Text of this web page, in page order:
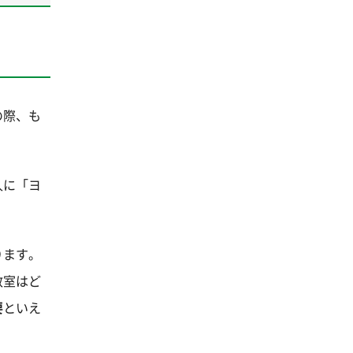
、も
「ヨ
す。
はど
といえ